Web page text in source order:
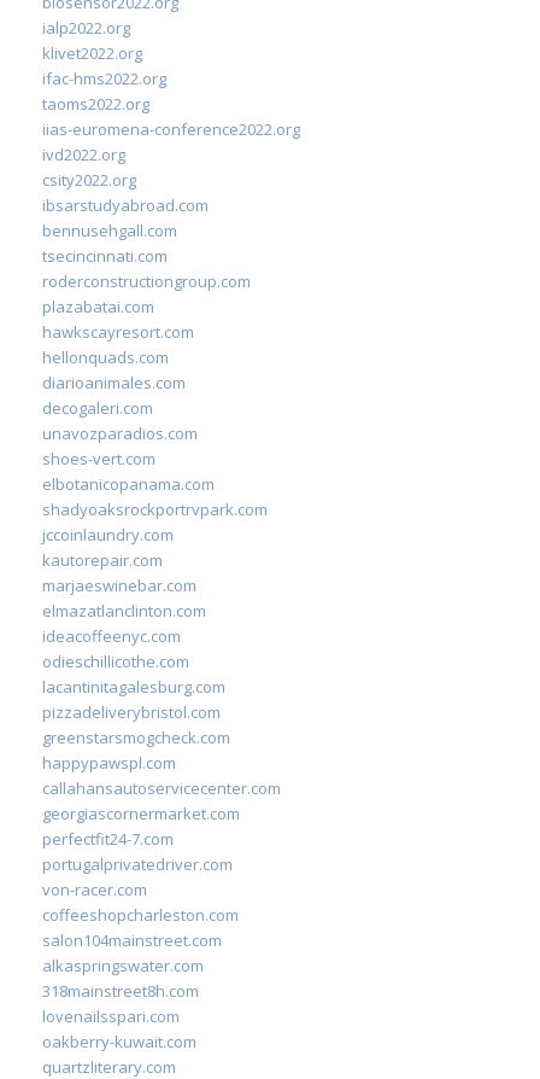
ialp2022.org
klivet2022.org
ifac-hms2022.org
taoms2022.org
iias-euromena-conference2022.org
ivd2022.org
csity2022.org
ibsarstudyabroad.com
bennusehgall.com
tsecincinnati.com
roderconstructiongroup.com
plazabatai.com
hawkscayresort.com
hellonquads.com
diarioanimales.com
decogaleri.com
unavozparadios.com
shoes-vert.com
elbotanicopanama.com
shadyoaksrockportrvpark.com
jccoinlaundry.com
kautorepair.com
marjaeswinebar.com
elmazatlanclinton.com
ideacoffeenyc.com
odieschillicothe.com
lacantinitagalesburg.com
pizzadeliverybristol.com
greenstarsmogcheck.com
happypawspl.com
callahansautoservicecenter.com
georgiascornermarket.com
perfectfit24-7.com
portugalprivatedriver.com
von-racer.com
coffeeshopcharleston.com
salon104mainstreet.com
alkaspringswater.com
318mainstreet8h.com
lovenailsspari.com
oakberry-kuwait.com
quartzliterary.com